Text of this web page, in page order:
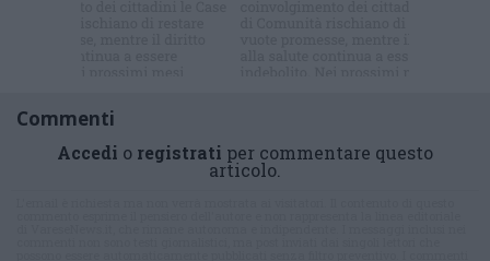
Commenti
Accedi o registrati per commentare questo
articolo.